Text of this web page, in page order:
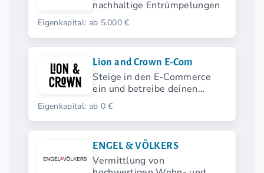
nachhaltige Entrümpelungen
Eigenkapital: ab 5.000 €
Lion and Crown E-Com
Steige in den E-Commerce
ein und betreibe deinen
eigenen Onlineshop.
Eigenkapital: ab 0 €
ENGEL & VÖLKERS
Vermittlung von